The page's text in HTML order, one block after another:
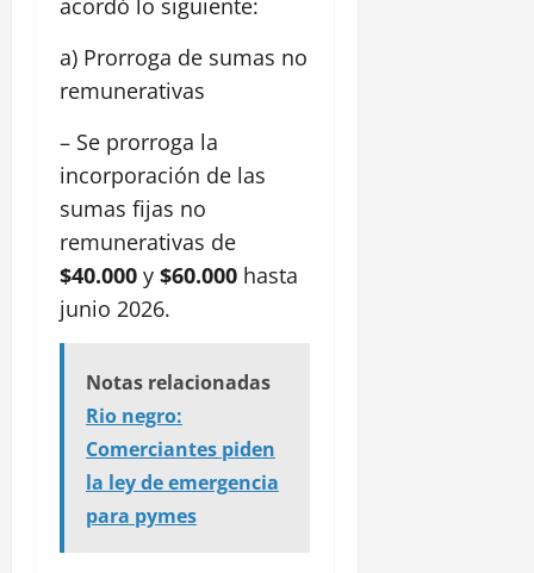
acordó lo siguiente:
a) Prorroga de sumas no
remunerativas
– Se prorroga la
incorporación de las
sumas fijas no
remunerativas de
$40.000 y $60.000 hasta
junio 2026.
Notas relacionadas
Rio negro:
Comerciantes piden
la ley de emergencia
para pymes